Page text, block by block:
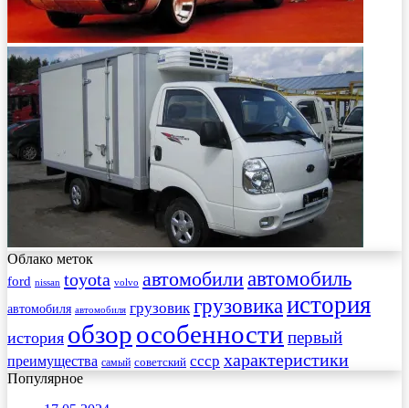
Облако меток
ford nissan toyota volvo автомобилиавтомобиль
автомобиля автомобиля грузовик грузовикаистория
история обзорособенности первый
преимущества самый советский ссср характеристики
Популярное